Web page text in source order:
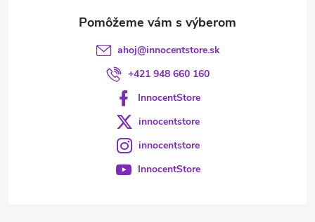
ahoj@innocentstore.sk
+421 948 660 160
InnocentStore
innocentstore
innocentstore
InnocentStore